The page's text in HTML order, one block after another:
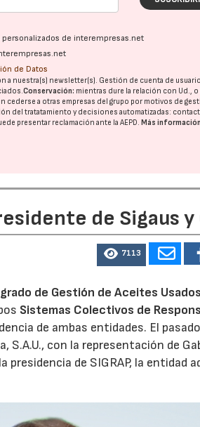
de interempresas.net
de Datos
a nuestra(s) newsletter(s). Gestión de cuenta de
Conservación: mientras dure la relación con Ud.,
cederse a otras empresas del grupo por motivos de
del tratatamiento y decisiones automatizadas:
presentar reclamación ante laAEPD. Más
de Sigaus y
7113
de Gestión de Aceites Usados
Sistemas Colectivos de
de ambas entidades. El
S.A.U., con la representación de
presidencia de SIGRAP, la entidad